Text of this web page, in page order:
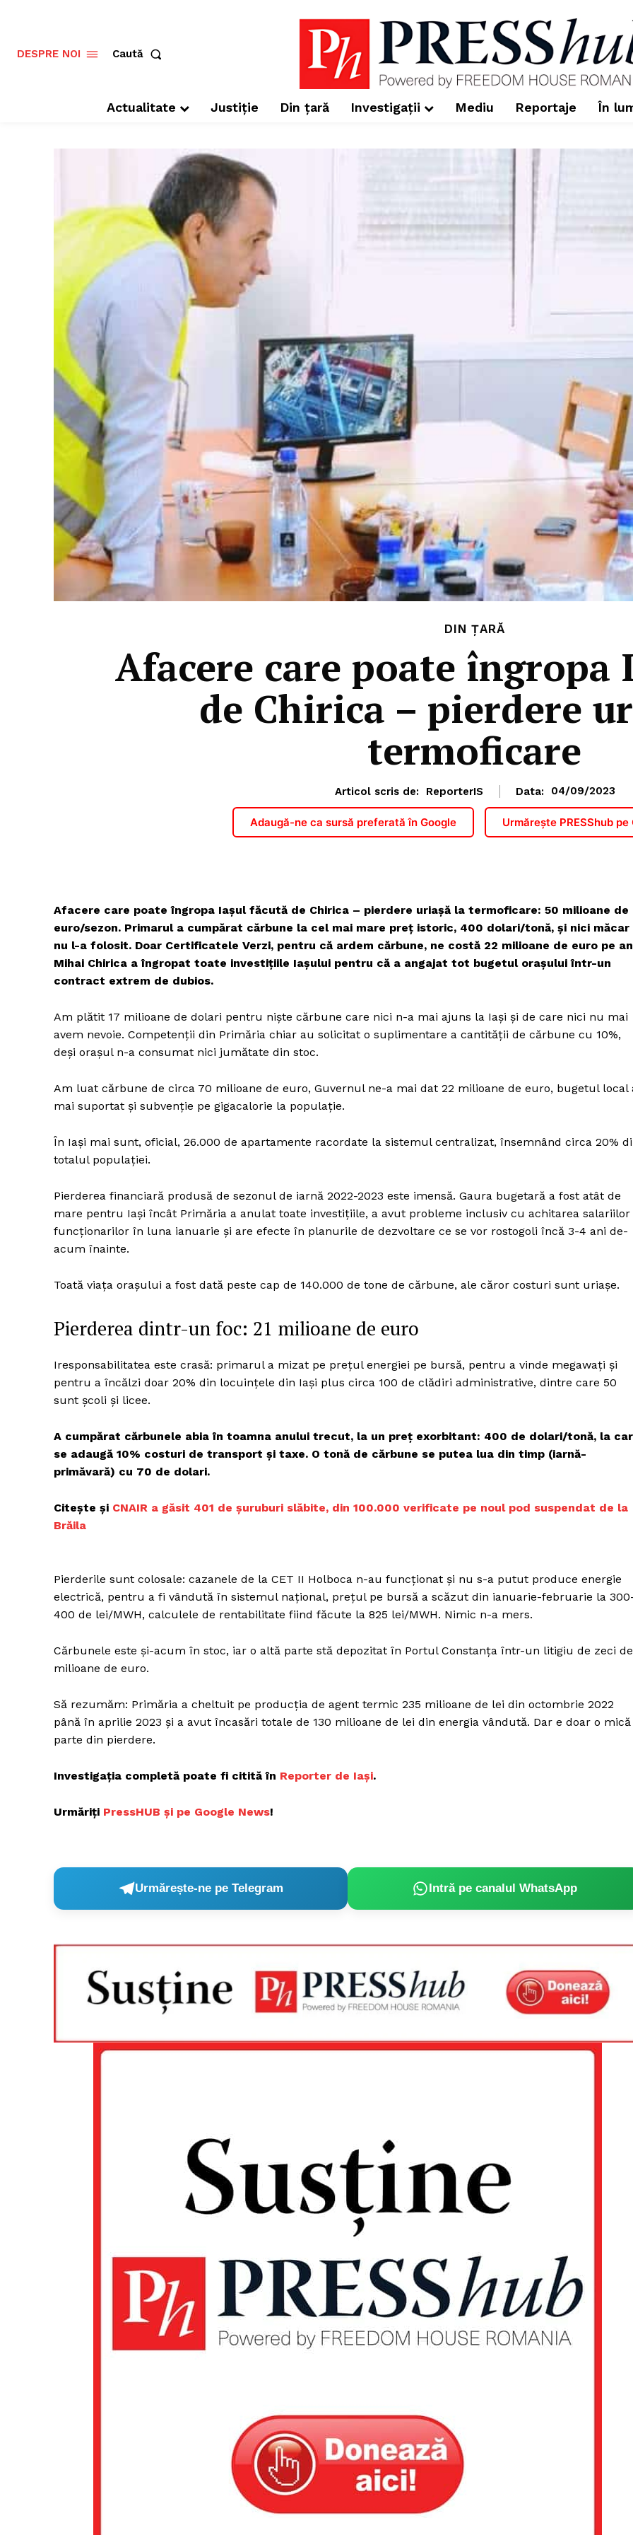
Un proiect
Proiecte editoriale
Rețea
DESPRE NOI Caută
Actualitate Justiție Din țară Investigații Mediu Reportaje În
DIN ȚARĂ
Afacere care poate îngropa
de Chirica – pierdere
termoficare
Articol scris de: ReporterIS Data: 04/09/2023
Adaugă-ne ca sursă preferată în Google Urmărește PRESShub
Afacere care poate îngropa Iașul făcută de Chirica – pierdere uriașă la termoficare: 50 milioane de
euro/sezon. Primarul a cumpărat cărbune la cel mai mare preț istoric, 400 dolari/tonă, și nici măcar
nu l-a folosit. Doar Certificatele Verzi, pentru că ardem cărbune, ne costă 22 milioane de euro pe
Mihai Chirica a îngropat toate investițiile Iașului pentru că a angajat tot bugetul orașului într-un
contract extrem de dubios.
Am plătit 17 milioane de dolari pentru niște cărbune care nici n-a mai ajuns la Iași și de care nici nu mai
avem nevoie. Competenții din Primăria chiar au solicitat o suplimentare a cantității de cărbune cu 10%,
deși orașul n-a consumat nici jumătate din stoc.
Am luat cărbune de circa 70 milioane de euro, Guvernul ne-a mai dat 22 milioane de euro, bugetul local
mai suportat și subvenție pe gigacalorie la populație.
În Iași mai sunt, oficial, 26.000 de apartamente racordate la sistemul centralizat, însemnând circa 20%
totalul populației.
Pierderea financiară produsă de sezonul de iarnă 2022-2023 este imensă. Gaura bugetară a fost atât de
mare pentru Iași încât Primăria a anulat toate investițiile, a avut probleme inclusiv cu achitarea salariilor
funcționarilor în luna ianuarie și are efecte în planurile de dezvoltare ce se vor rostogoli încă 3-4 ani de-
acum înainte.
Toată viața orașului a fost dată peste cap de 140.000 de tone de cărbune, ale căror costuri sunt uriașe.
Pierderea dintr-un foc: 21 milioane de euro
Iresponsabilitatea este crasă: primarul a mizat pe prețul energiei pe bursă, pentru a vinde megawați și
pentru a încălzi doar 20% din locuințele din Iași plus circa 100 de clădiri administrative, dintre care 50
sunt școli și licee.
A cumpărat cărbunele abia în toamna anului trecut, la un preț exorbitant: 400 de dolari/tonă, la
se adaugă 10% costuri de transport și taxe. O tonă de cărbune se putea lua din timp (iarnă-
primăvară) cu 70 de dolari.
Citește și CNAIR a găsit 401 de șuruburi slăbite, din 100.000 verificate pe noul pod suspendat de la
Brăila
Pierderile sunt colosale: cazanele de la CET II Holboca n-au funcționat și nu s-a putut produce energie
electrică, pentru a fi vândută în sistemul național, prețul pe bursă a scăzut din ianuarie-februarie la
400 de lei/MWH, calculele de rentabilitate fiind făcute la 825 lei/MWH. Nimic n-a mers.
Cărbunele este și-acum în stoc, iar o altă parte stă depozitat în Portul Constanța într-un litigiu de zeci de
milioane de euro.
Să rezumăm: Primăria a cheltuit pe producția de agent termic 235 milioane de lei din octombrie 2022
până în aprilie 2023 și a avut încasări totale de 130 milioane de lei din energia vândută. Dar e doar o mică
parte din pierdere.
Investigația completă poate fi citită în Reporter de Iași.
Urmăriți PressHUB și pe Google News!
Urmărește-ne pe Telegram Intră pe canalul WhatsApp